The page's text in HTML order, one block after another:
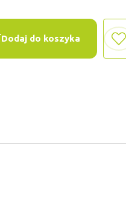
Dodaj do koszyka